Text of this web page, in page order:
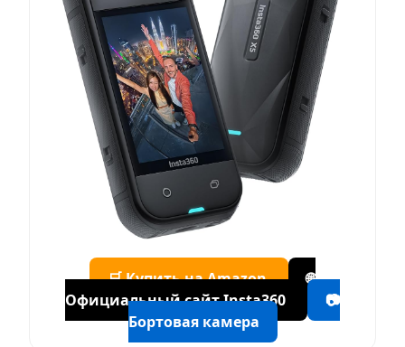
🛒 Купить на Amazon
🌐
Официальный сайт Insta360
📷
Бортовая камера